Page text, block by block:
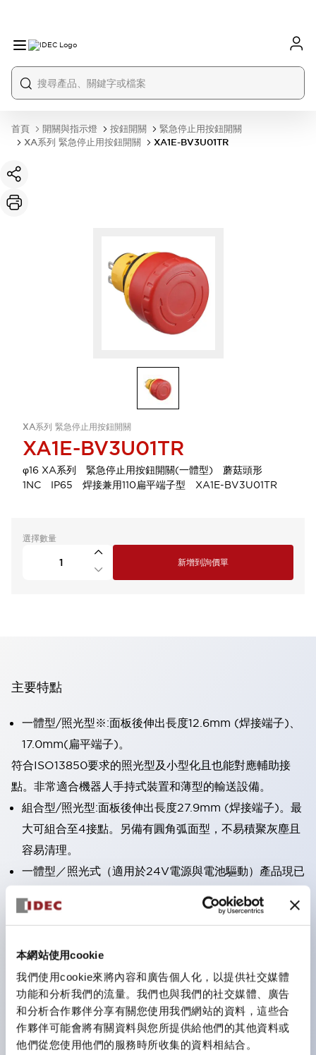
本網站使用cookie
我們使用cookie來將內容和廣告個人化，以提供社交媒體
功能和分析我們的流量。我們也與我們的社交媒體、廣告
和分析合作夥伴分享有關您使用我們網站的資料，這些合
作夥伴可能會將有關資料與您所提供給他們的其他資料或
他們從您使用他們的服務時所收集的資料相結合。
首頁 開關與指示燈 按鈕開關
緊急停止用按鈕開關
XA系列 緊急停止用按鈕開關
XA1E-BV3U01TR
XA系列 緊急停止用按鈕開關
XA1E-BV3U01TR
φ16 XA系列 緊急停止用按鈕開關(一體型) 蘑菇頭形
1NC IP65 焊接兼用110扁平端子型 XA1E-BV3U01TR
選擇數量
新增到詢價單
主要特點
一體型/照光型※:面板後伸出長度12.6mm (焊接端子)、
17.0mm(扁平端子)。
符合ISO13850要求的照光型及小型化且也能對應輔助接
點。非常適合機器人手持式裝置和薄型的輸送設備。
組合型/照光型:面板後伸出長度27.9mm (焊接端子)。最
大可組合至4接點。另備有圓角弧面型，不易積聚灰塵且
容易清理。
一體型／照光式（適用於24V電源與電池驅動）產品現已
直接開路動作功能（符合IEC60947-5-5；5.2項、
安全鎖定結構（IEC60947-5-5；6.2項）。
保護等級：IP65、IP67※（IEC60529）、
IP69K※(ISO20653)、UL Type 4X※
※2024年1月販售機種